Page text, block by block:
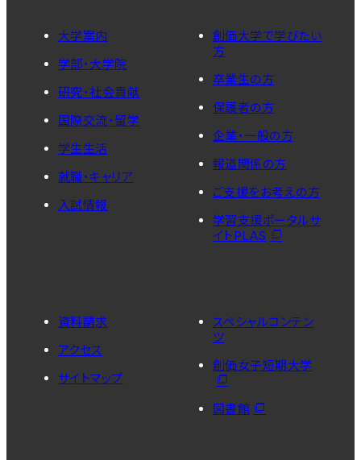
大学案内
学部・大学院
研究・社会貢献
国際交流・留学
学生生活
就職・キャリア
入試情報
創価大学で学びたい
方
卒業生の方
保護者の方
企業・一般の方
報道関係の方
ご支援をお考えの方
学習支援ポータルサ
イトPLAS
資料請求
アクセス
サイトマップ
スペシャルコンテン
ツ
創価女子短期大学
図書館